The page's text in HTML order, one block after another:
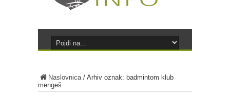
Naslovnica/ Arhiv oznak: badmintom klub
mengeš